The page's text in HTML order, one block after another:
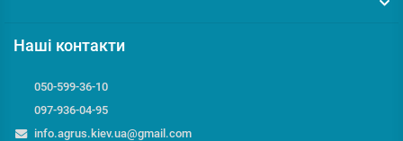
Наші контакти
050-599-36-10
097-936-04-95
info.agrus.kiev.ua@gmail.com